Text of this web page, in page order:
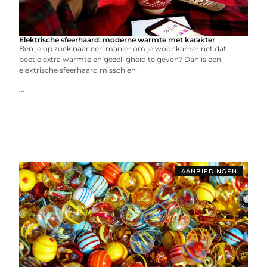
Elektrische sfeerhaard: moderne warmte met karakter
Ben je op zoek naar een manier om je woonkamer net dat
beetje extra warmte en gezelligheid te geven? Dan is een
elektrische sfeerhaard misschien
...
AANBIEDINGEN